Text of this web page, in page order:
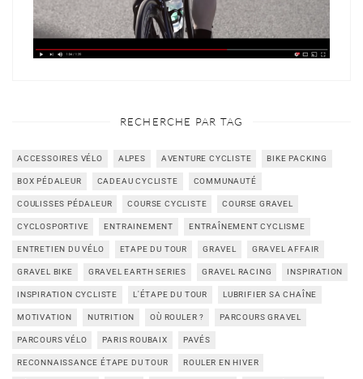
RECHERCHE PAR TAG
ACCESSOIRES VÉLO ALPES AVENTURE CYCLISTE BIKE PACKING
BOX PÉDALEUR CADEAU CYCLISTE COMMUNAUTÉ
COULISSES PÉDALEUR COURSE CYCLISTE COURSE GRAVEL
CYCLOSPORTIVE ENTRAINEMENT ENTRAÎNEMENT CYCLISME
ENTRETIEN DU VÉLO ETAPE DU TOUR GRAVEL GRAVEL AFFAIR
GRAVEL BIKE GRAVEL EARTH SERIES GRAVEL RACING INSPIRATION
INSPIRATION CYCLISTE L'ÉTAPE DU TOUR LUBRIFIER SA CHAÎNE
MOTIVATION NUTRITION OÙ ROULER ? PARCOURS GRAVEL
PARCOURS VÉLO PARIS ROUBAIX PAVÉS
RECONNAISSANCE ÉTAPE DU TOUR ROULER EN HIVER